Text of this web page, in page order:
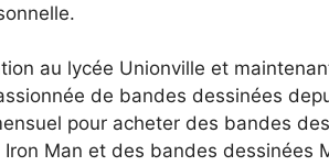
au lycée Unionville et
de bandes dessinées
pour acheter des bandes
Man et des bandes dessinées